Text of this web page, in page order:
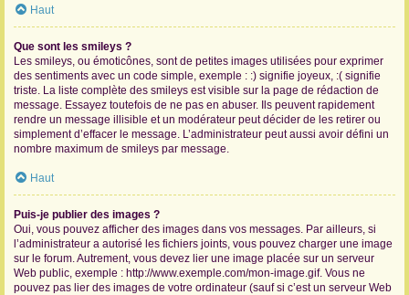
Haut
Que sont les smileys ?
Les smileys, ou émoticônes, sont de petites images utilisées pour exprimer
des sentiments avec un code simple, exemple : :) signifie joyeux, :( signifie
triste. La liste complète des smileys est visible sur la page de rédaction de
message. Essayez toutefois de ne pas en abuser. Ils peuvent rapidement
rendre un message illisible et un modérateur peut décider de les retirer ou
simplement d’effacer le message. L’administrateur peut aussi avoir défini un
nombre maximum de smileys par message.
Haut
Puis-je publier des images ?
Oui, vous pouvez afficher des images dans vos messages. Par ailleurs, si
l’administrateur a autorisé les fichiers joints, vous pouvez charger une image
sur le forum. Autrement, vous devez lier une image placée sur un serveur
Web public, exemple : http://www.exemple.com/mon-image.gif. Vous ne
pouvez pas lier des images de votre ordinateur (sauf si c’est un serveur Web